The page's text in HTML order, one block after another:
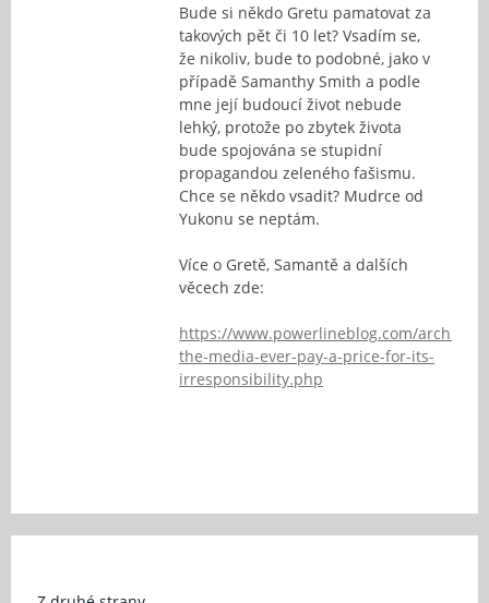
Bude si někdo Gretu pamatovat za
takových pět či 10 let? Vsadím se,
že nikoliv, bude to podobné, jako v
případě Samanthy Smith a podle
mne její budoucí život nebude
lehký, protože po zbytek života
bude spojována se stupidní
propagandou zeleného fašismu.
Chce se někdo vsadit? Mudrce od
Yukonu se neptám.
Více o Gretě, Samantě a dalších
věcech zde:
https://www.powerlineblog.com/
the-media-ever-pay-a-price-for-its-
irresponsibility.php